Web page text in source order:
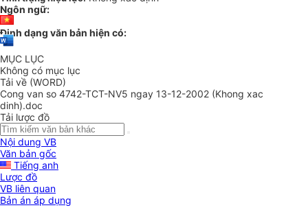
Ngôn ngữ:
Định dạng văn bản hiện có:
MỤC LỤC
Không có mục lục
Tải về (WORD)
Cong van so 4742-TCT-NV5 ngay 13-12-2002 (Khong xac
dinh).doc
Tải lược đồ
Nội dung VB
Văn bản gốc
Tiếng anh
Lược đồ
VB liên quan
Bản án áp dụng